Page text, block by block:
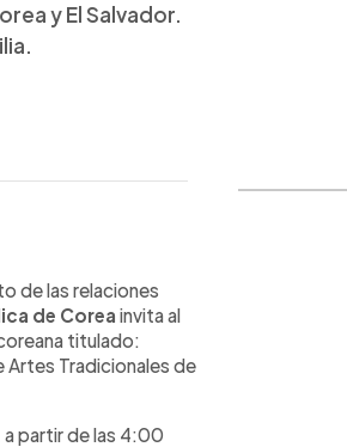
y El Salvador.
de las relaciones
de Corea invita al
titulado:
Artes Tradicionales de
partir de las 4:00